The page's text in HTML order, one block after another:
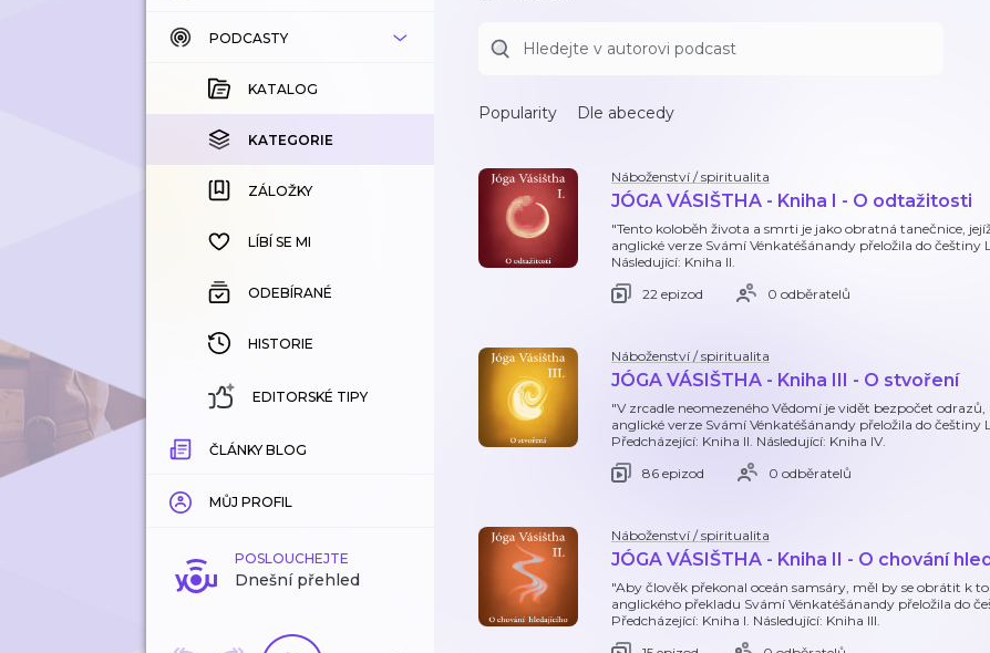
KATALOG
KOUPENÉ
KATEGORIE
ZÁLOŽKY
HISTORIE
PODCASTY
KATALOG
KATEGORIE
ZÁLOŽKY
LÍBÍ SE MI
ODEBÍRANÉ
HISTORIE
EDITORSKÉ TIPY
ČLÁNKY BLOG
MŮJ PROFIL
POSLOUCHEJTE
Dnešní přehled
Popularity Dle abecedy
Náboženství / spiritualita
JÓGA VÁSIŠTHA - Kniha I - O odtažitosti
"Tento koloběh života a smrti je jako obratná tanečnice,
anglické verze Svámí Vénkatéšánandy přeložila do
Následující: Kniha II.
22 epizod
0 odběratelů
Náboženství / spiritualita
JÓGA VÁSIŠTHA - Kniha III - O stvoření
"V zrcadle neomezeného Vědomí je vidět bezpočet
anglické verze Svámí Vénkatéšánandy přeložila do
Předcházející: Kniha II. Následující: Kniha IV.
86 epizod
0 odběratelů
Náboženství / spiritualita
JÓGA VÁSIŠTHA - Kniha II - O chování
"Aby člověk překonal oceán samsáry, měl by se obrátit k
anglického překladu Svámí Vénkatéšánandy přeložila do
Předcházející: Kniha I. Následující: Kniha III.